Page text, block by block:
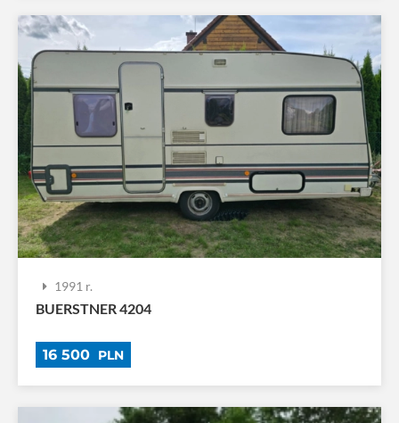
1991 r.
BUERSTNER 4204
16 500 PLN